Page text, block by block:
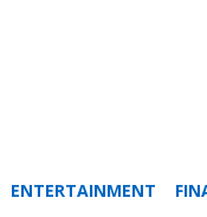
ENTERTAINMENT